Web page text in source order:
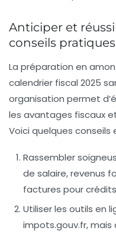
Anticiper et
conseils
La préparation en
calendrier fiscal 2025
organisation permet
les avantages fiscaux
Voici quelques conseils
Rassembler
de salaire, revenus
factures pour
Utiliser les outils en
impots.gouv.fr, mais